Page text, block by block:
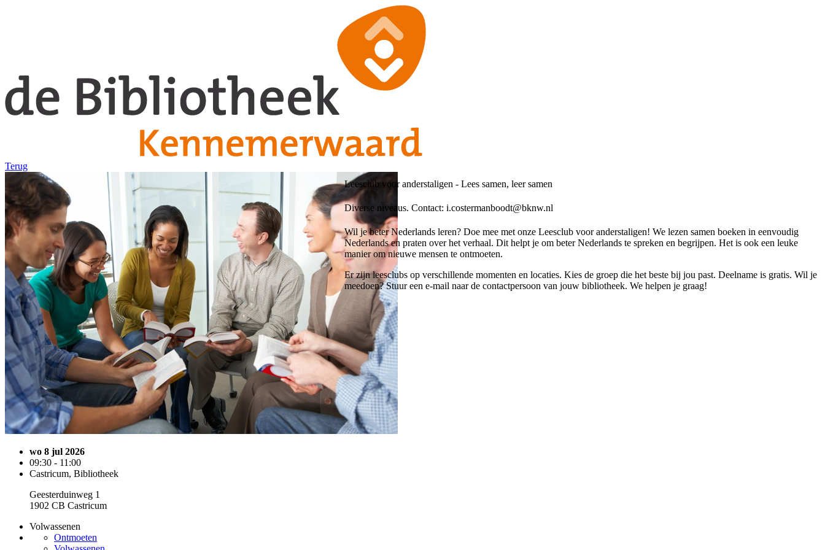
Terug
wo 8 jul 2026
09:30 - 11:00
Castricum, Bibliotheek
Geesterduinweg 1
1902 CB Castricum
Volwassenen
Ontmoeten
Leesclub voor anderstaligen - Lees samen, leer samen
Diverse niveaus. Contact: i.costermanboodt@bknw.nl
Wil je beter Nederlands leren? Doe mee met onze Leesclub voor anderstaligen! We lezen samen boeken in eenvoudig
Nederlands en praten over het verhaal. Dit helpt je om beter Nederlands te spreken en begrijpen. Het is ook een leuke
manier om nieuwe mensen te ontmoeten.
Er zijn leesclubs op verschillende momenten en locaties. Kies de groep die het beste bij jou past. Deelname is gratis. Wil je
meedoen? Stuur een e-mail naar de contactpersoon van jouw bibliotheek. We helpen je graag!